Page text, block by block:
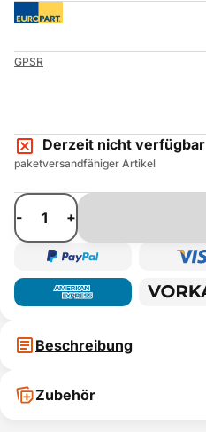
GPSR
Derzeit nicht verfügbar
paketversandfähiger Artikel
- +
Beschreibung
Zubehör